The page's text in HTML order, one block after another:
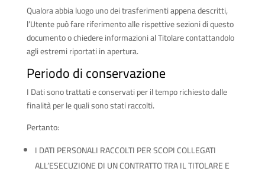
Qualora abbia luogo uno dei trasferimenti appena descritti,
l’Utente può fare riferimento alle rispettive sezioni di questo
documento o chiedere informazioni al Titolare contattandolo
agli estremi riportati in apertura.
Periodo di conservazione
I Dati sono trattati e conservati per il tempo richiesto dalle
finalità per le quali sono stati raccolti.
Pertanto:
I DATI PERSONALI RACCOLTI PER SCOPI COLLEGATI
ALL’ESECUZIONE DI UN CONTRATTO TRA IL TITOLARE E